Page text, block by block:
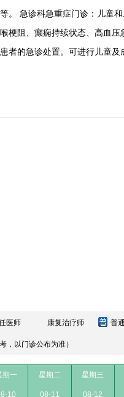
。 急诊科急重症门诊：儿童
梗阻、癫痫持续状态、高血
者的急诊处置。可进行儿童及
医师 康复治疗师 普
，以门诊公布为准）
期一
10
星期二
08-11
星期三
08-12